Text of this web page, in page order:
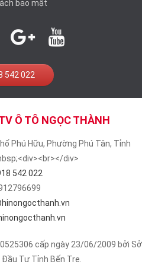
bảo mật
542 022
Ô TÔ NGỌC THÀNH
Phú Hữu, Phường Phú Tân, Tỉnh
div>
542 022
cấp ngày 23/06/2009 bởi Sở
Đầu Tư Tỉnh Bến Tre.